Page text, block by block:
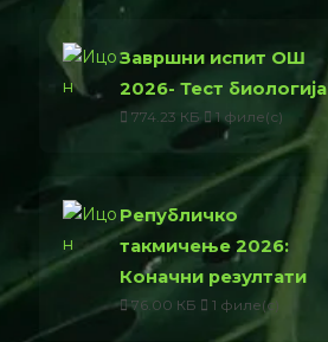
Завршни испит ОШ
2026- Тест биологија
774.23 КБ 1 филе(с)
Републичко
такмичење 2026:
Коначни резултати
76.00 КБ 1 филе(с)